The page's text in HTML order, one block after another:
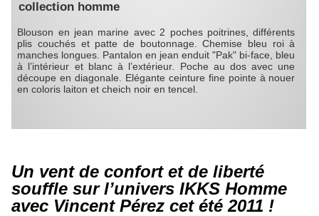
collection homme
Blouson en jean marine avec 2 poches poitrines, différents
plis couchés et patte de boutonnage. Chemise bleu roi à
manches longues. Pantalon en jean enduit "Pak" bi-face, bleu
à l’intérieur et blanc à l’extérieur. Poche au dos avec une
découpe en diagonale. Elégante ceinture fine pointe à nouer
en coloris laiton et cheich noir en tencel.
Un vent de confort et de liberté
souffle sur l’univers IKKS Homme
avec Vincent Pérez cet été 2011 !